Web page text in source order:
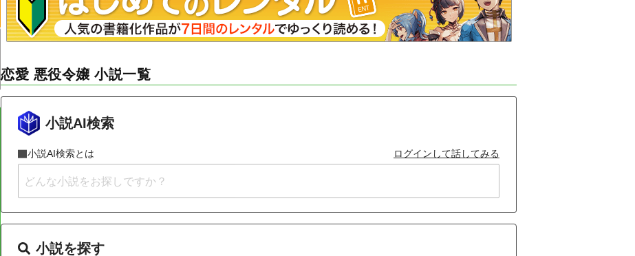
恋愛 悪役令嬢 小説一覧
小説AI検索
小説AI検索とは ログインして話してみる
小説を探す